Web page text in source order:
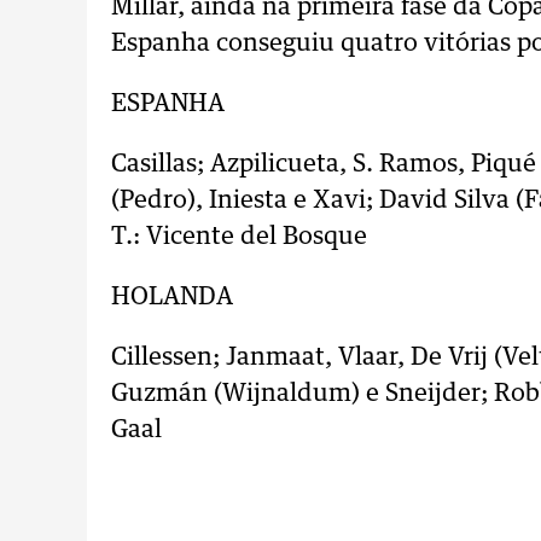
Millar, ainda na primeira fase da
Espanha conseguiu quatro vitórias
ESPANHA
Casillas; Azpilicueta, S. Ramos,
(Pedro), Iniesta e Xavi; David Silva
T.: Vicente del Bosque
HOLANDA
Cillessen; Janmaat, Vlaar, De Vrij
Guzmán (Wijnaldum) e Sneijder;
Gaal